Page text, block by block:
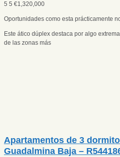
5 5 €1,320,000
Oportunidades como esta prácticamente
Este ático dúplex destaca por algo
de las zonas más
Apartamentos de 3
Guadalmina Baja –